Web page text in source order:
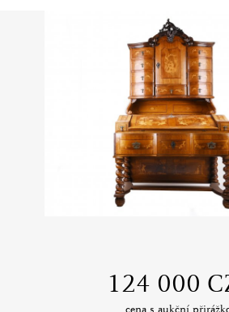
‍124 000
cena s aukční